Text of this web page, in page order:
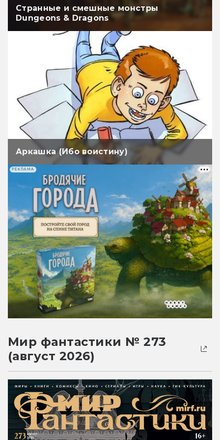
Странные и смешные монстры
Dungeons & Dragons
Аркашка (Ибо воистину)
РЕКЛАМА
Мир фантастики № 273
(август 2026)